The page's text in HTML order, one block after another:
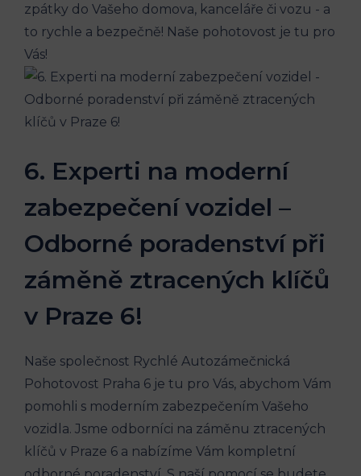
zpátky do Vašeho domova,‌ kanceláře či vozu ⁢- a
to rychle a ​bezpečně! Naše pohotovost⁤ je ‍tu pro
Vás!
6. ‌Experti na moderní
zabezpečení vozidel –
Odborné ​poradenství při
záměně ztracených⁣ klíčů
⁣v ⁣Praze 6!
Naše společnost Rychlé Autozámečnická
Pohotovost Praha 6 je tu pro Vás, abychom Vám
pomohli ​s⁣ moderním ‌zabezpečením ‍Vašeho
vozidla. Jsme odborníci na záměnu​ ztracených
‌klíčů v Praze 6 ‍a ⁣nabízíme Vám kompletní